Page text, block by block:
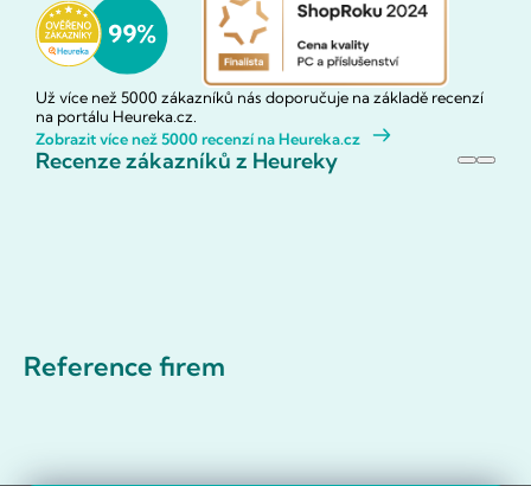
Už více než 5000 zákazníků nás doporučuje na základě recenzí
na portálu Heureka.cz.
Zobrazit více než 5000 recenzí na Heureka.cz
Recenze zákazníků z Heureky
Reference firem